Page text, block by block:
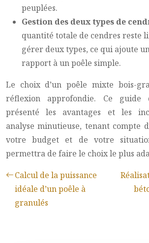
peuplées.
Gestion des deux types de
quantité totale de cendres reste
gérer deux types, ce qui ajoute
rapport à un poêle simple.
Le choix d’un poêle mixte bois-
réflexion approfondie. Ce guide
présenté les avantages et les
analyse minutieuse, tenant compte
votre budget et de votre
permettra de faire le choix le plus
Calcul de la puissance
idéale d’un poêle à
granulés